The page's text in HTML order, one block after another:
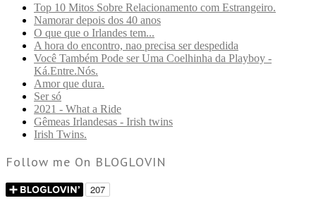
Top 10 Mitos Sobre Relacionamento com Estrangeiro.
Namorar depois dos 40 anos
O que que o Irlandes tem...
A hora do encontro, nao precisa ser despedida
Você Também Pode ser Uma Coelhinha da Playboy -
Ká.Entre.Nós.
Amor que dura.
Ser só
2021 - What a Ride
Gêmeas Irlandesas - Irish twins
Irish Twins.
Follow me On BLOGLOVIN